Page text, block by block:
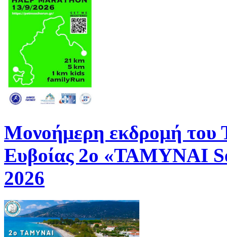
Μονοήμερη εκδρομή
Ευβοίας 2ο «ΤΑΜΥΝΑΙ
2026